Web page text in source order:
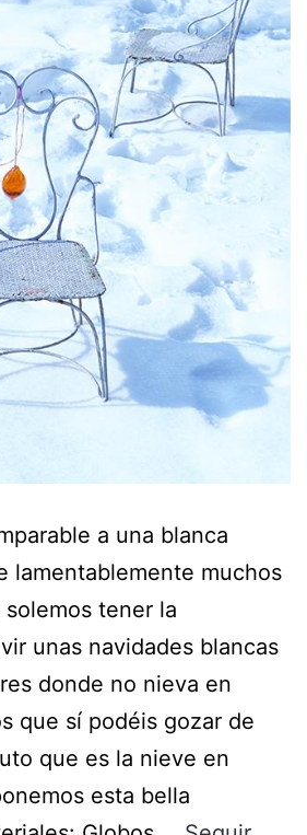
a una blanca
lamentablemente muchos
tener la
unas navidades blancas
donde no nieva en
que sí podéis gozar de
que es la nieve en
esta bella